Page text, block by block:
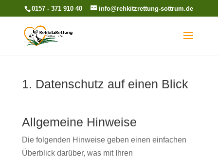
0157 - 371 910 40 info@rehkitzrettung-sottrum.de
1. Datenschutz auf einen Blick
Allgemeine Hinweise
Die folgenden Hinweise geben einen einfachen
Überblick darüber, was mit Ihren